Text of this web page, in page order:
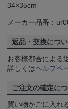
34×35cm
メーカー品番：
返品・交換につ
お客様都合による
詳しくはヘルプペ
ご注文の確定に
買い物かごに入れ